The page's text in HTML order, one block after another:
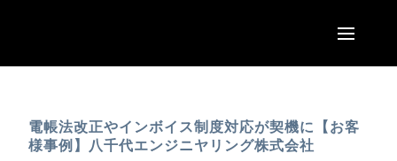
United States (English)
EUROPE
電帳法改正やインボイス制度対応が契機に【お客
様事例】八千代エンジニヤリング株式会社